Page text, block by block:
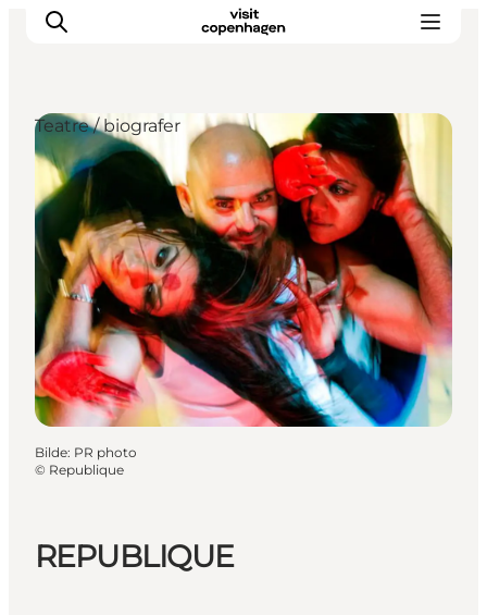
Aktiviteter
Spise og drikke
Planlegg turen din
REPUBLIQUE
Teatre / biografer
Bilde: PR photo
© Republique